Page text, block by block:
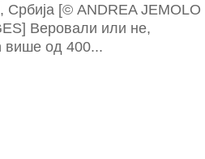
Србија [© ANDREA JEMOLO
Веровали или не,
више од 400...